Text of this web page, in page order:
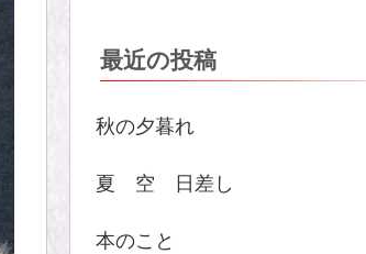
最近の投稿
秋の夕暮れ
夏 空 日差し
本のこと